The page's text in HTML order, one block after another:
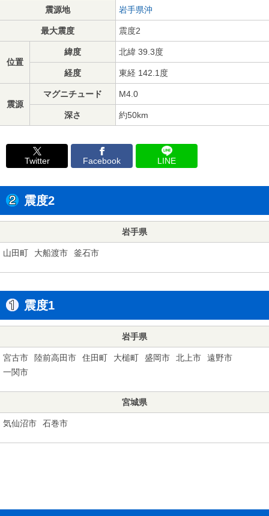
震源地 岩手県沖
最大震度 震度2
位置
緯度 北緯 39.3度
経度 東経 142.1度
震源
マグニチュード M4.0
深さ 約50km
Twitter Facebook LINE
震度2
岩手県
山田町 大船渡市 釜石市
震度1
岩手県
宮古市 陸前高田市 住田町 大槌町 盛岡市 北上市
遠野市
一関市
宮城県
気仙沼市 石巻市